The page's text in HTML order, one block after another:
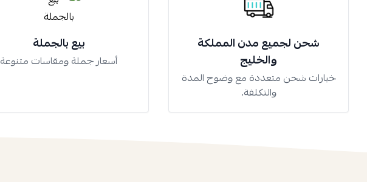
شحن لجميع مدن المملكة
والخليج
خيارات شحن متعددة مع وضوح المدة
والتكلفة.
بيع بالجملة
أسعار جملة ومقاسات متنوعة